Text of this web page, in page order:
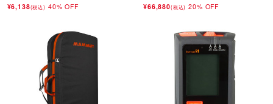
¥6,138(税込) 40% OFF
¥66,880(税込) 20% OFF